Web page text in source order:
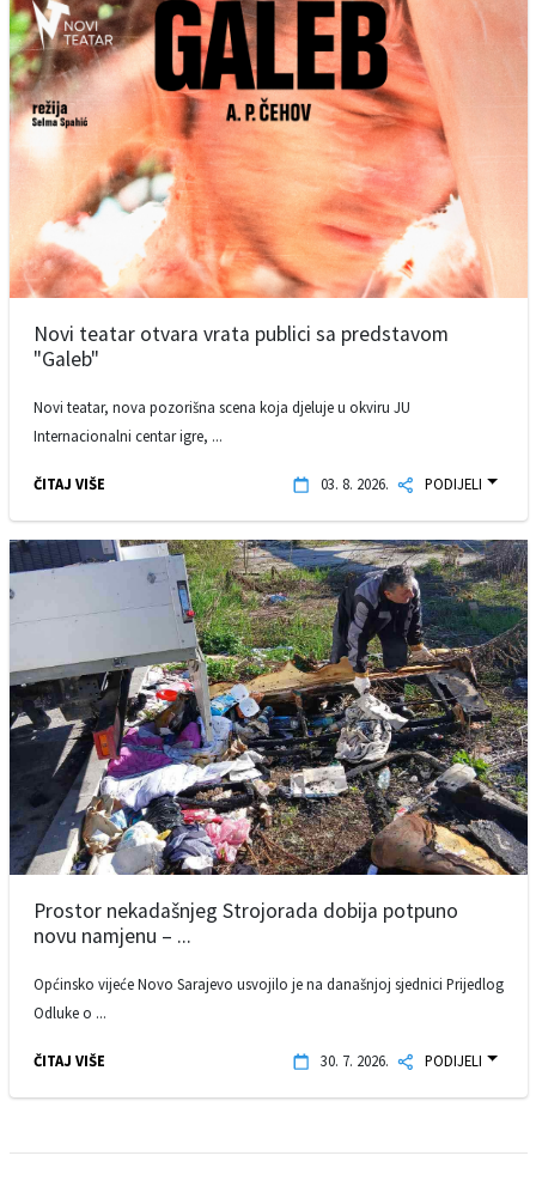
Novi teatar otvara vrata publici sa predstavom
"Galeb"
Novi teatar, nova pozorišna scena koja djeluje u okviru JU
Internacionalni centar igre, ...
ČITAJ VIŠE 03. 8. 2026. PODIJELI
Prostor nekadašnjeg Strojorada dobija potpuno
novu namjenu – ...
Općinsko vijeće Novo Sarajevo usvojilo je na današnjoj sjednici Prijedlog
Odluke o ...
ČITAJ VIŠE 30. 7. 2026. PODIJELI